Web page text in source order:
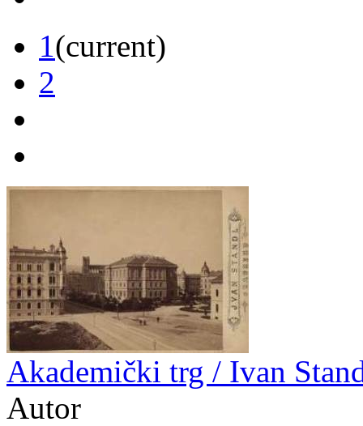
1(current)
2
Akademički trg / Ivan
Autor